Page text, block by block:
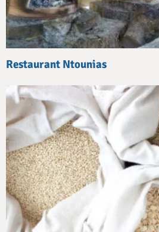
Restaurant Ntounias